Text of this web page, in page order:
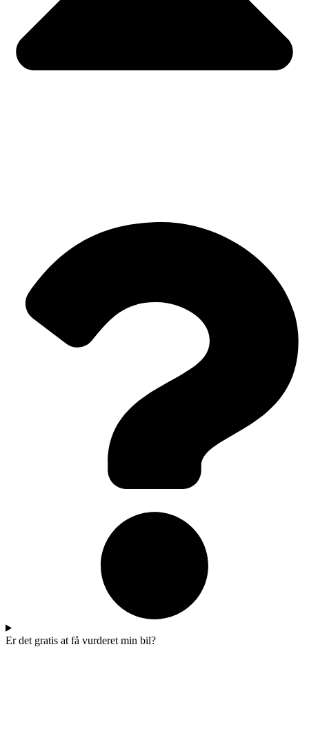
Er det gratis at få vurderet min bil?